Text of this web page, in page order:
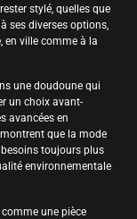
stylé, quelles que
ses diverses options,
en ville comme à la
une doudoune qui
un choix avant-
avancées en
que la mode
besoins toujours plus
environnementale
une pièce